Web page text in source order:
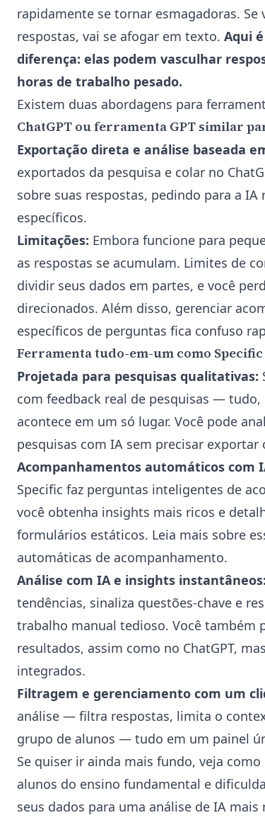
rapidamente se tornar esmagadoras.
respostas, vai se afogar em texto. Aqui
diferença: elas podem vasculhar
horas de trabalho pesado.
Existem duas abordagens para
ChatGPT ou ferramenta GPT similar
Exportação direta e análise baseada
exportados da pesquisa e colar no
sobre suas respostas, pedindo para a
específicos.
Limitações: Embora funcione para
as respostas se acumulam. Limites de
dividir seus dados em partes, e você
direcionados. Além disso, gerenciar
específicos de perguntas fica confuso
Ferramenta tudo-em-um como Specific
Projetada para pesquisas qualitativas:
com feedback real de pesquisas —
acontece em um só lugar. Você pode
pesquisas com IA sem precisar exportar
Acompanhamentos automáticos com
Specific faz perguntas inteligentes de
você obtenha insights mais ricos e
formulários estáticos. Leia mais sobre
automáticas de acompanhamento.
Análise com IA e insights instantâneos:
tendências, sinaliza questões-chave e
trabalho manual tedioso. Você também
resultados, assim como no ChatGPT,
integrados.
Filtragem e gerenciamento com um
análise — filtra respostas, limita o
grupo de alunos — tudo em um painel
Se quiser ir ainda mais fundo, veja como
alunos do ensino fundamental e
seus dados para uma análise de IA mais